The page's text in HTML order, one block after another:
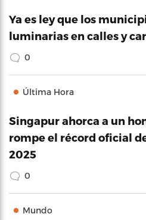
Ya es ley que los
luminarias en calles y
0
Última Hora
Singapur ahorca a un
rompe el récord oficial
2025
0
Mundo